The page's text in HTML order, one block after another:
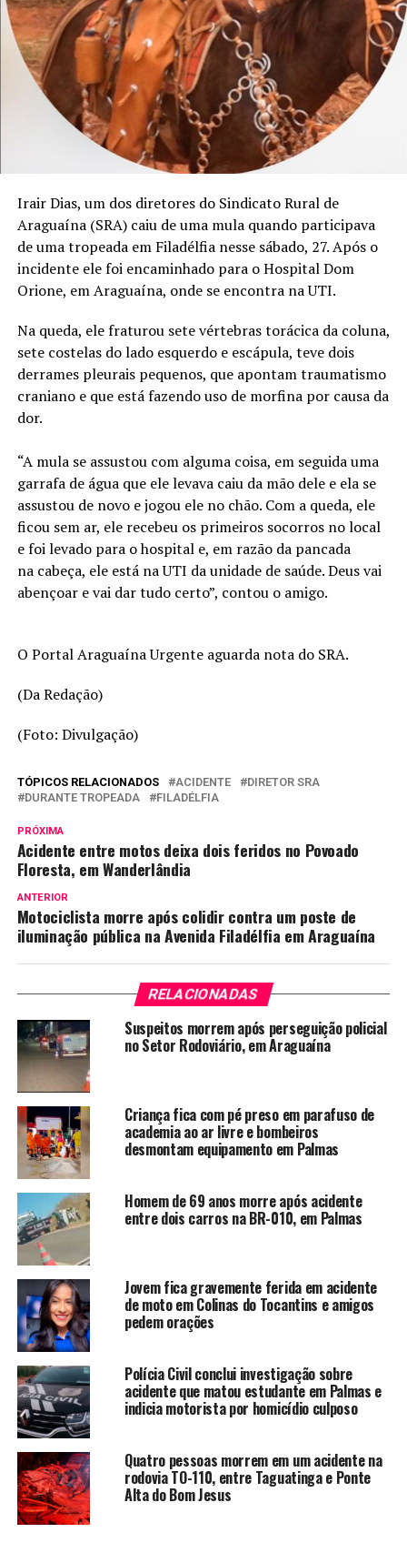
Irair Dias, um dos diretores do Sindicato Rural de
Araguaína (SRA) caiu de uma mula quando participava
de uma tropeada em Filadélfia nesse sábado, 27. Após o
incidente ele foi encaminhado para o Hospital Dom
Orione, em Araguaína, onde se encontra na UTI.
Na queda, ele fraturou sete vértebras torácica da coluna,
sete costelas do lado esquerdo e escápula, teve dois
derrames pleurais pequenos, que apontam traumatismo
craniano e que está fazendo uso de morfina por causa da
dor.
“A mula se assustou com alguma coisa, em seguida uma
garrafa de água que ele levava caiu da mão dele e ela se
assustou de novo e jogou ele no chão. Com a queda, ele
ficou sem ar, ele recebeu os primeiros socorros no local
e foi levado para o hospital e, em razão da pancada
na cabeça, ele está na UTI da unidade de saúde. Deus vai
abençoar e vai dar tudo certo”, contou o amigo.
O Portal Araguaína Urgente aguarda nota do SRA.
(Da Redação)
(Foto: Divulgação)
TÓPICOS RELACIONADOS ACIDENTE
DIRETOR SRA
DURANTE TROPEADA
FILADÉLFIA
PRÓXIMA
Acidente entre motos deixa dois feridos no Povoado
Floresta, em Wanderlândia
ANTERIOR
Motociclista morre após colidir contra um poste de
iluminação pública na Avenida Filadélfia em Araguaína
RELACIONADAS
Suspeitos morrem após perseguição policial
no Setor Rodoviário, em Araguaína
Criança fica com pé preso em parafuso de
academia ao ar livre e bombeiros
desmontam equipamento em Palmas
Homem de 69 anos morre após acidente
entre dois carros na BR-010, em Palmas
Jovem fica gravemente ferida em acidente
de moto em Colinas do Tocantins e amigos
pedem orações
Polícia Civil conclui investigação sobre
acidente que matou estudante em Palmas e
indicia motorista por homicídio culposo
Quatro pessoas morrem em um acidente na
rodovia TO-110, entre Taguatinga e Ponte
Alta do Bom Jesus